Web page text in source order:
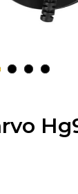
2 3 4